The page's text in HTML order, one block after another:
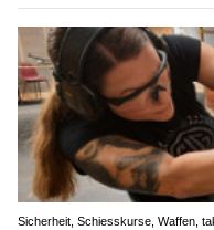
Sicherheit, Schiesskurse, Waffen,